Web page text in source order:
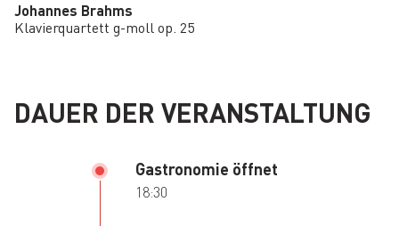
Johannes Brahms
Klavierquartett g-moll op. 25
DAUER DER VERANSTALTUNG
Gastronomie öffnet
18:30